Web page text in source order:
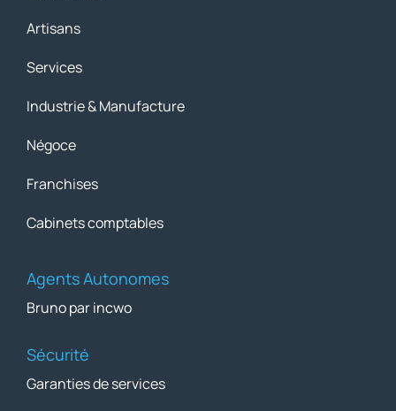
Artisans
Services
Industrie & Manufacture
Négoce
Franchises
Cabinets comptables
Agents Autonomes
Bruno par incwo
Sécurité
Garanties de services